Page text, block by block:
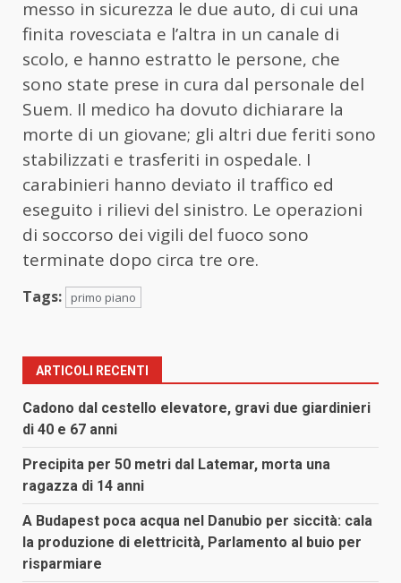
messo in sicurezza le due auto, di cui una
finita rovesciata e l’altra in un canale di
scolo, e hanno estratto le persone, che
sono state prese in cura dal personale del
Suem. Il medico ha dovuto dichiarare la
morte di un giovane; gli altri due feriti sono
stabilizzati e trasferiti in ospedale. I
carabinieri hanno deviato il traffico ed
eseguito i rilievi del sinistro. Le operazioni
di soccorso dei vigili del fuoco sono
terminate dopo circa tre ore.
Tags: primo piano
ARTICOLI RECENTI
Cadono dal cestello elevatore, gravi due giardinieri
di 40 e 67 anni
Precipita per 50 metri dal Latemar, morta una
ragazza di 14 anni
A Budapest poca acqua nel Danubio per siccità: cala
la produzione di elettricità, Parlamento al buio per
risparmiare